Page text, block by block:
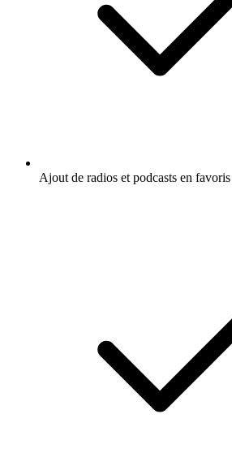
Ajout de radios et podcasts en favoris